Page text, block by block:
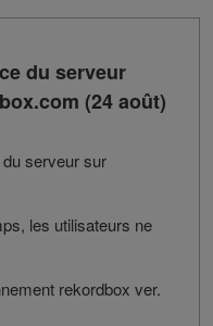
du serveur
(24 août)
serveur sur
les utilisateurs ne
rekordbox ver.